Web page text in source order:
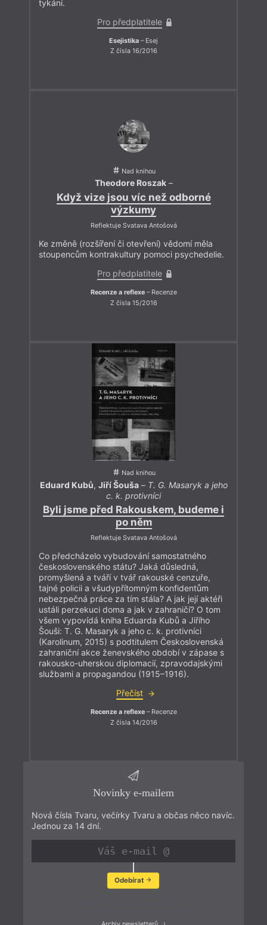
tykání.
Pro předplatitele
Esejistika – Esej
Z čísla 16/2016
Nad knihou
Theodore Roszak–
Když vize jsou víc než odborné
výzkumy
Reflektuje Svatava Antošová
Ke změně (rozšíření či otevření) vědomí měla
stoupencům kontrakultury pomoci psychedelie.
Pro předplatitele
Recenze a reflexe– Recenze
Z čísla 15/2016
Nad knihou
Eduard Kubů, Jiří Šouša– T. G. Masaryk a jeho
c. k. protivníci
Byli jsme před Rakouskem, budeme i
po něm
Reflektuje Svatava Antošová
Co předcházelo vybudování samostatného
československého státu? Jaká důsledná,
promyšlená a tváří v tvář rakouské cenzuře,
tajné policii a všudypřítomným konfidentům
nebezpečná práce za tím stála? A jak její aktéři
ustáli perzekuci doma a jak v zahraničí? O tom
všem vypovídá kniha Eduarda Kubů a Jiřího
Šouši: T. G. Masaryk a jeho c. k. protivníci
(Karolinum, 2015) s podtitulem Československá
zahraniční akce ženevského období v zápase s
rakousko-uherskou diplomacií, zpravodajskými
službami a propagandou (1915–1916).
Přečíst
Recenze a reflexe– Recenze
Z čísla 14/2016
Novinky e-mailem
Nová čísla Tvaru, večírky Tvaru a občas něco navíc.
Jednou za 14 dní.
Odebírat